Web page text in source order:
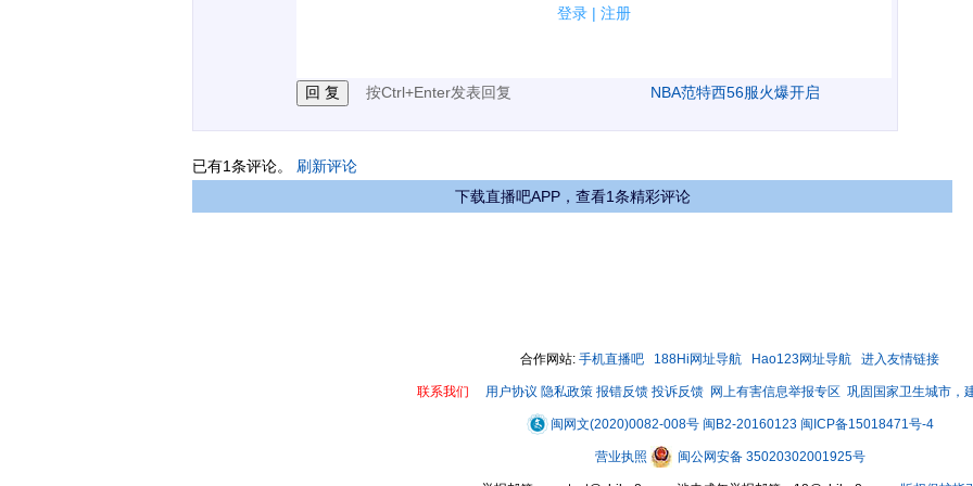
登录 | 注册
按Ctrl+Enter发表回复 NBA范特西56服火爆开启
已有1条评论。 刷新评论
下载直播吧APP，查看1条精彩评论
合作网站: 手机直播吧 188Hi网址导航 Hao123网址导航 进入友情链接
联系我们 用户协议 隐私政策 报错反馈 投诉反馈 网上有害信息举报专区 巩固国家卫生城市，
闽网文(2020)0082-008号 闽B2-20160123 闽ICP备15018471号-4
营业执照 闽公网安备 35020302001925号